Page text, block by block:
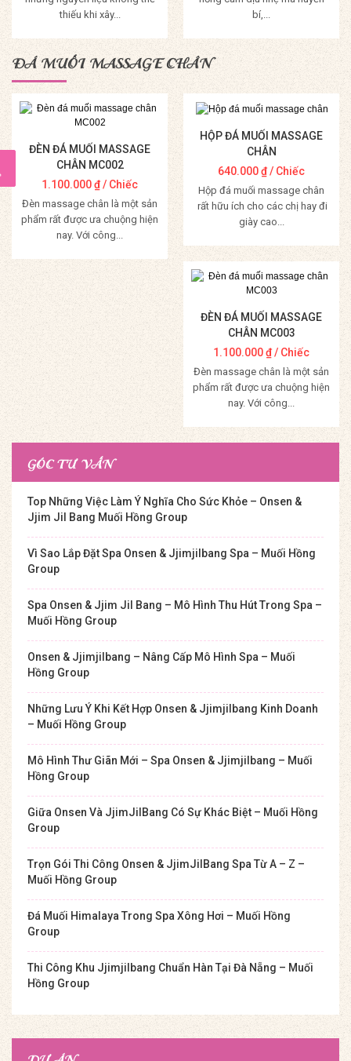
thiếu khi xây...
Mua Hàng
bí,...
Mua Hàng
ĐÁ MUỐI MASSAGE CHÂN
ĐÈN ĐÁ MUỐI MASSAGE
CHÂN MC002
1.100.000₫/ Chiếc
Đèn massage chân là một sản
phẩm rất được ưa chuộng hiện
nay. Với công...
Mua Hàng
HỘP ĐÁ MUỐI MASSAGE
CHÂN
640.000₫/ Chiếc
Hộp đá muối massage chân
rất hữu ích cho các chị hay đi
giày cao...
Mua Hàng
ĐÈN ĐÁ MUỐI MASSAGE
CHÂN MC003
1.100.000₫/ Chiếc
Đèn massage chân là một sản
phẩm rất được ưa chuộng hiện
nay. Với công...
Mua Hàng
GÓC TƯ VẤN
Top Những Việc Làm Ý Nghĩa Cho Sức Khỏe – Onsen &
Jjim Jil Bang Muối Hồng Group
Vì Sao Lắp Đặt Spa Onsen & Jjimjilbang Spa – Muối Hồng
Group
Spa Onsen & Jjim Jil Bang – Mô Hình Thu Hút Trong Spa –
Muối Hồng Group
Onsen & Jjimjilbang – Nâng Cấp Mô Hình Spa – Muối
Hồng Group
Những Lưu Ý Khi Kết Hợp Onsen & Jjimjilbang Kinh Doanh
– Muối Hồng Group
Mô Hình Thư Giãn Mới – Spa Onsen & Jjimjilbang – Muối
Hồng Group
Giữa Onsen Và JjimJilBang Có Sự Khác Biệt – Muối Hồng
Group
Trọn Gói Thi Công Onsen & JjimJilBang Spa Từ A – Z –
Muối Hồng Group
Đá Muối Himalaya Trong Spa Xông Hơi – Muối Hồng
Group
Thi Công Khu Jjimjilbang Chuẩn Hàn Tại Đà Nẵng – Muối
Hồng Group